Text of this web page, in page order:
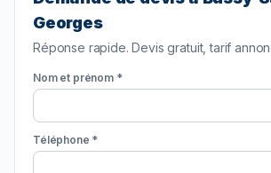
Georges
Réponse rapide. Devis gratuit, tarif
Nom et prénom *
Téléphone *